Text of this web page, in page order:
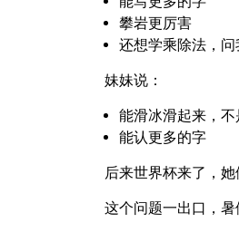
攀岩更厉害
还想学乘除法，
妹妹说：
能滑冰滑起来，不
能认更多的字
后来世界杯来了，
这个问题一出口，暑